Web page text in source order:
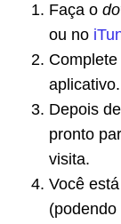
Faça o
ou no
aplicativo.
Depois
pronto
visita.
Você